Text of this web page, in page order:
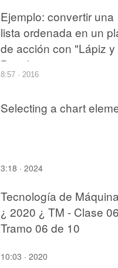
ULTRASONIDOS
Ejemplo: convertir una
lista ordenada en un
de acción con "Lápiz y
Papel"
8:57 · 2016
Selecting a chart
3:18 · 2024
Tecnología de
¿ 2020 ¿ TM - Clase
Tramo 06 de 10
10:03 · 2020